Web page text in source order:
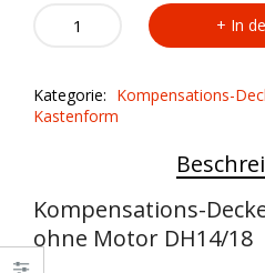
Kompensations-
Deckenabzugshaube
DH14/18
quantity
In
Kategorie: Kompensations-
Kastenform
Kompensations-
ohne Motor DH14/18